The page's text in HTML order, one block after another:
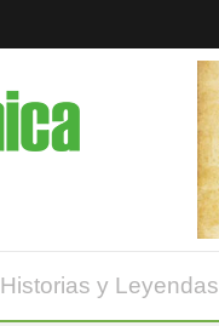
Historias y Leyendas